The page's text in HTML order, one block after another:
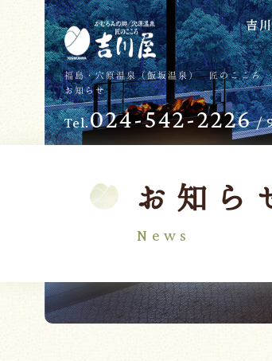
福島・穴原温泉（飯坂温泉） 匠のここ
お知らせ
吉
Tel.024-542-2226/
お知ら
News
TOP
吉川屋について
温泉
せせらぎの杜
過ごし方
お子様
バリ
交通のご
吉川屋で
Follow us